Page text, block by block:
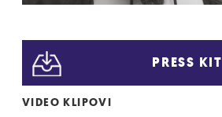
PRESS KIT
VIDEO KLIPOVI